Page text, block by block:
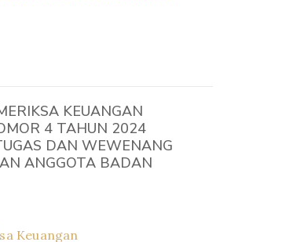
KEUANGAN
4 TAHUN 2024
DAN WEWENANG
ANGGOTA BADAN
Keuangan